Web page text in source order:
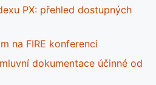
PX: přehled dostupných
na FIRE konferenci
dokumentace účinné od